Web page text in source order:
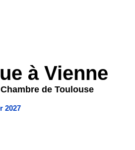
à Vienne
de Toulouse
2027